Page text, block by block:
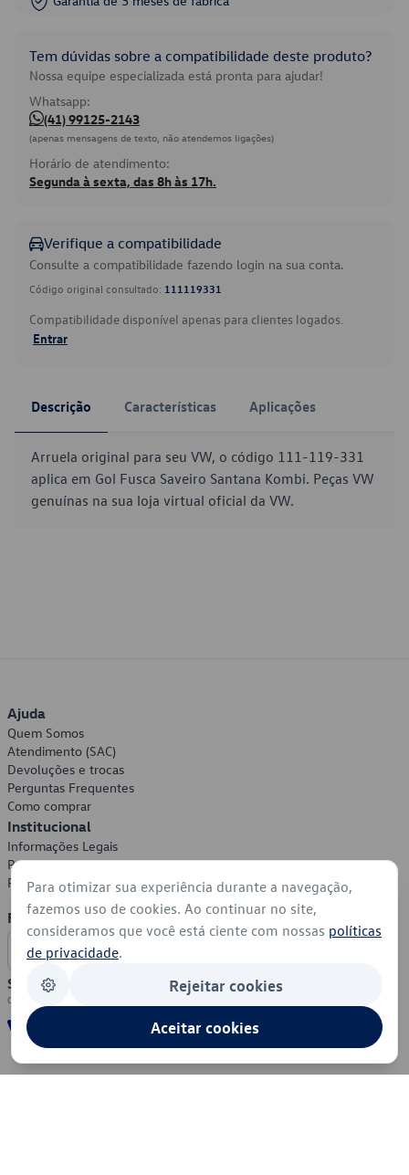
Tem dúvidas sobre a compatibilidade deste produto?
Nossa equipe especializada está pronta para ajudar!
Whatsapp:
(41) 99125-2143
(apenas mensagens de texto, não atendemos ligações)
Horário de atendimento:
Segunda à sexta, das 8h às 17h.
Verifique a compatibilidade
Consulte a compatibilidade fazendo login na sua conta.
Código original consultado: 111119331
Compatibilidade disponível apenas para clientes logados.
Entrar
Descrição Características Aplicações
Arruela original para seu VW, o código 111-119-331
aplica em Gol Fusca Saveiro Santana Kombi. Peças VW
genuínas na sua loja virtual oficial da VW.
Ajuda
Quem Somos
Atendimento (SAC)
Devoluções e trocas
Perguntas Frequentes
Como comprar
Institucional
Informações Legais
Política de Privacidade
Política de Cookies
Formas de Pagamento
Segurança
Para otimizar sua experiência durante a navegação,
fazemos uso de cookies. Ao continuar no site,
consideramos que você está ciente com nossas políticas
de privacidade.
Rejeitar cookies
Aceitar cookies